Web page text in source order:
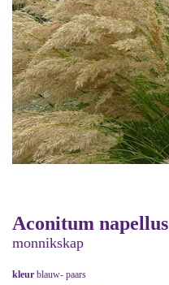
Aconitum napellus
monnikskap
kleur blauw- paars